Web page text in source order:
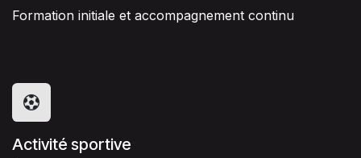
Formation initiale et accompagnement continu
Activité sportive